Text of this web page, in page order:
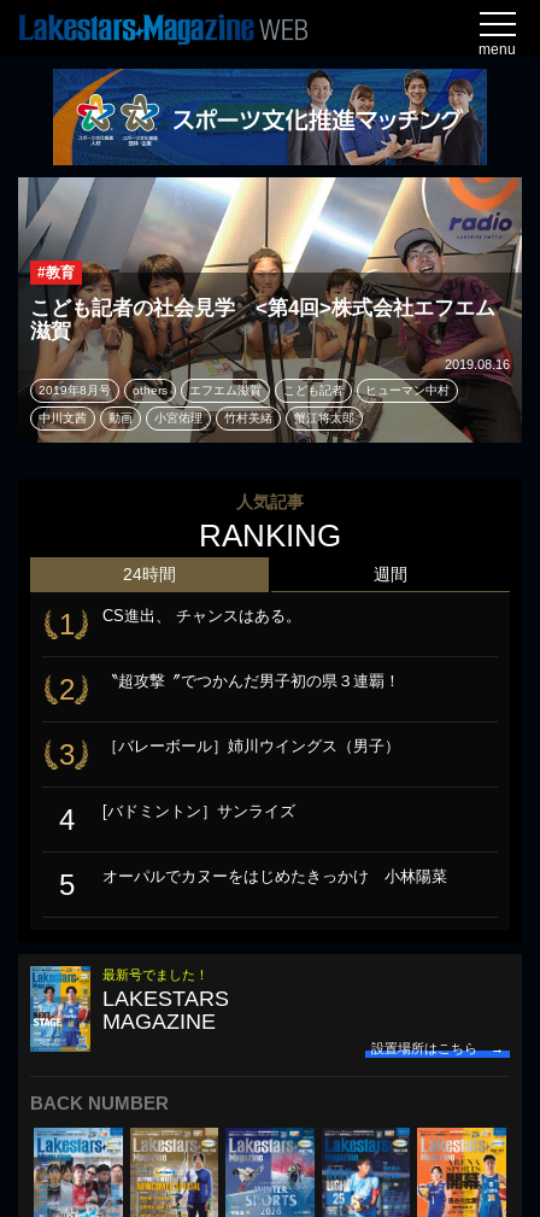
menu
#教育
こども記者の社会見学 <第4回>株式会社エフエム
滋賀
2019.08.16
2019年8月号 others エフエム滋賀 こども記者 ヒューマン中村
中川文茜 動画 小宮佑理 竹村美緒 蟹江将太郎
人気記事
RANKING
24時間
1 CS進出、 チャンスはある。
2 〝超攻撃〞でつかんだ男子初の県３連覇！
3 ［バレーボール］姉川ウイングス（男子）
4 [バドミントン］サンライズ
5 オーパルでカヌーをはじめたきっかけ 小林陽菜
週間
最新号でました！
LAKESTARS
MAGAZINE
設置場所はこちら →
BACK NUMBER